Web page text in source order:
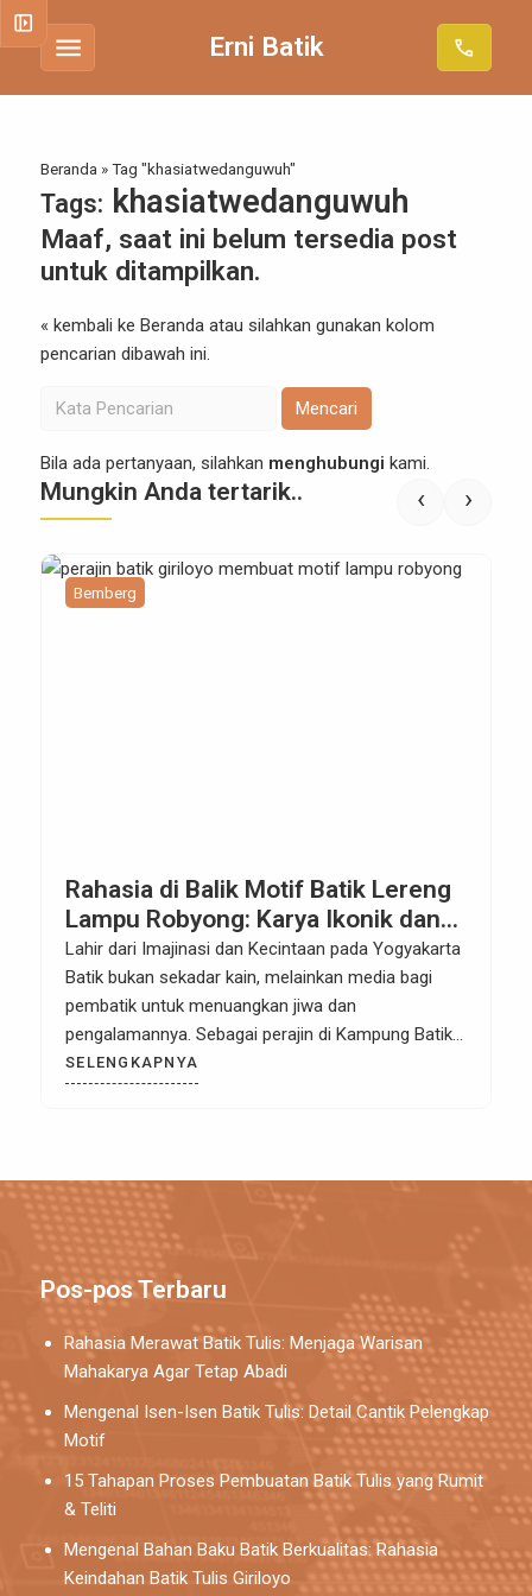
menu Erni Batik call
Beranda »Tag "khasiatwedanguwuh"
Tags: khasiatwedanguwuh
Maaf, saat ini belum tersedia post
untuk ditampilkan.
« kembali ke Beranda atau silahkan gunakan kolom
pencarian dibawah ini.
Mencari
Bila ada pertanyaan, silahkan menghubungi kami.
Mungkin Anda tertarik..
Bemberg
Rahasia di Balik Motif Batik Lereng
Lampu Robyong: Karya Ikonik dan
Filosofi Cahaya Khas Giriloyo
Lahir dari Imajinasi dan Kecintaan pada Yogyakarta
Batik bukan sekadar kain, melainkan media bagi
pembatik untuk menuangkan jiwa dan
pengalamannya. Sebagai perajin di Kampung Batik
Giriloyo, saya selalu mencari cara agar tradisi tetap
relevan dengan zaman tanpa kehilangan akarnya.
muncul […]
SELENGKAPNYA
‹ ›
left_panel_open
Pos-pos Terbaru
Rahasia Merawat Batik Tulis: Menjaga Warisan
Mahakarya Agar Tetap Abadi
Mengenal Isen-Isen Batik Tulis: Detail Cantik Pelengkap
Motif
15 Tahapan Proses Pembuatan Batik Tulis yang Rumit
& Teliti
Mengenal Bahan Baku Batik Berkualitas: Rahasia
Keindahan Batik Tulis Giriloyo